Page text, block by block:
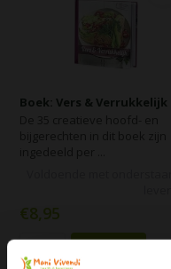
Boek: Vers & Verrukkelijk
€8,95